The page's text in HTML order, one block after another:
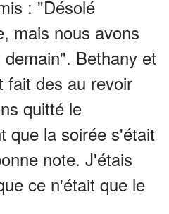
: "Désolé
mais nous avons
Bethany et
fait des au revoir
quitté le
que la soirée s'était
note. J'étais
ce n'était que le